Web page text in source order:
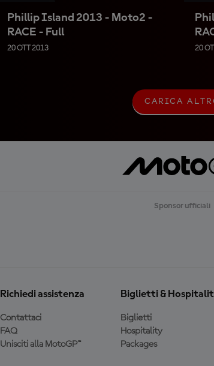
Phillip Island 2013 - Moto2 -
RACE - Full
20 OTT 2013 20
C
A
A
L
O
CARICA
Sponsor ufficiali
Richiedi assistenza
Contattaci
FAQ
Unisciti alla MotoGP™
Biglietti &
Biglietti
Hospitality
Packages